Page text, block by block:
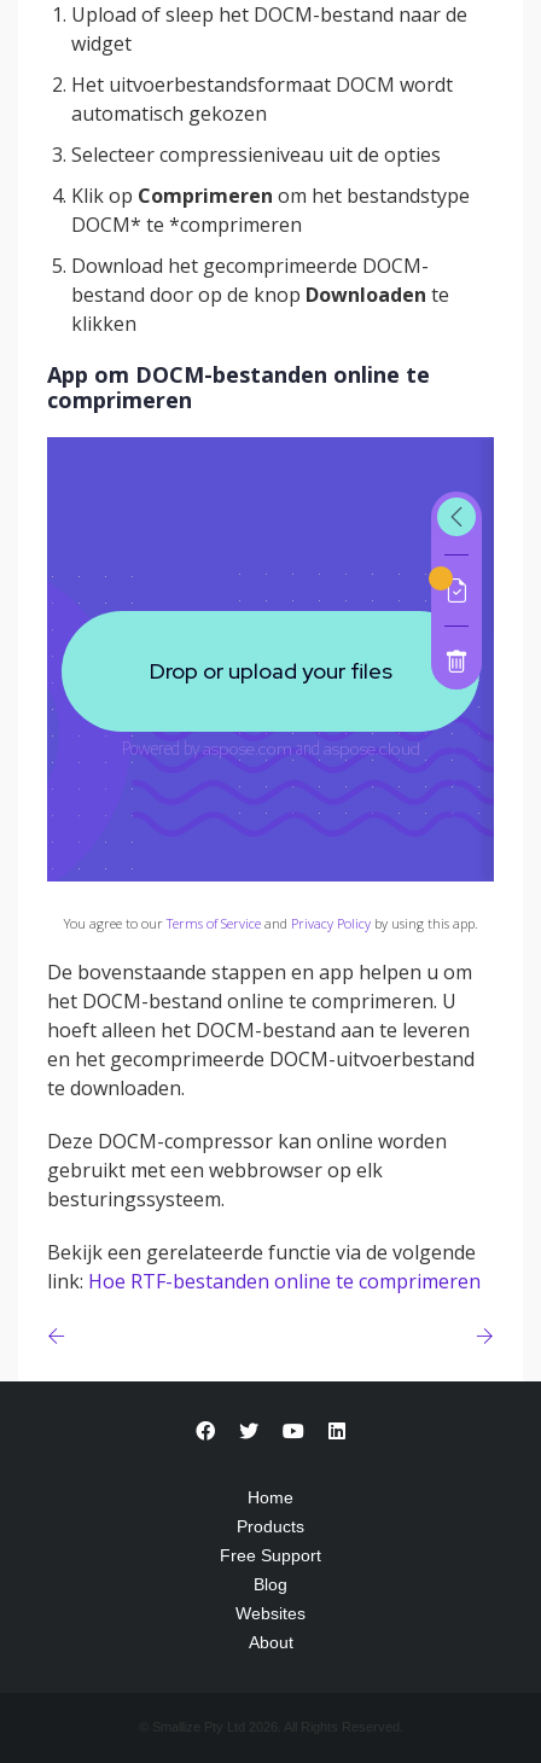
Upload of sleep het DOCM-bestand naar de
widget
Het uitvoerbestandsformaat DOCM wordt
automatisch gekozen
Selecteer compressieniveau uit de opties
Klik op Comprimeren om het bestandstype
DOCM* te *comprimeren
Download het gecomprimeerde DOCM-
bestand door op de knop Downloaden te
klikken
App om DOCM-bestanden online te
comprimeren
You agree to ourTerms of Serviceand Privacy Policyby using this app.
De bovenstaande stappen en app helpen u om
het DOCM-bestand online te comprimeren. U
hoeft alleen het DOCM-bestand aan te leveren
en het gecomprimeerde DOCM-uitvoerbestand
te downloaden.
Deze DOCM-compressor kan online worden
gebruikt met een webbrowser op elk
besturingssysteem.
Bekijk een gerelateerde functie via de volgende
link: Hoe RTF-bestanden online te comprimeren
Home
Products
Free Support
Blog
Websites
About
© Smallize Pty Ltd 2026. All Rights Reserved.